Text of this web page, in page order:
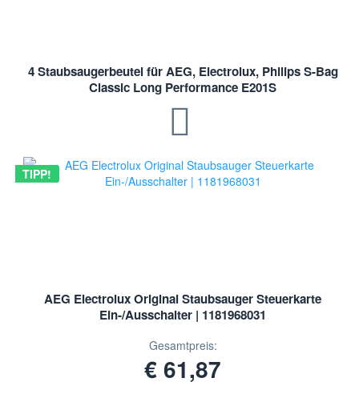
4 Staubsaugerbeutel für AEG, Electrolux, Philips S-Bag
Classic Long Performance E201S
TIPP!
AEG Electrolux Original Staubsauger Steuerkarte
Ein-/Ausschalter | 1181968031
Gesamtpreis:
€ 61,87